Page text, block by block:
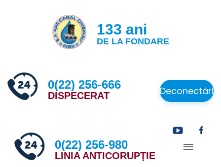
133 ani
DE LA FONDARE
0(22) 256-666
DISPECERAT Deconectări
0(22) 256-980
LINIA ANTICORUPŢIE